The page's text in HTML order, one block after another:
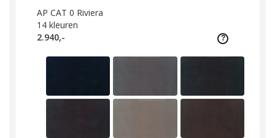
AP CAT 0 Riviera
14 kleuren
2.940,-